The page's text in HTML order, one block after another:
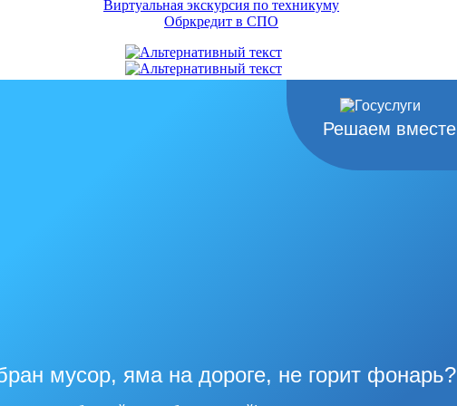
Виртуальная экскурсия по техникуму
Обркредит в СПО
Решаем вместе
мусор, яма на дороге, не горит фонарь?